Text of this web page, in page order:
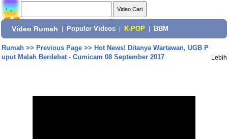
Video Rumah Populer Videos K-POP BBM
Rumah>> Previous Page>> Hot News! Ditanya Wartawan, UGB P
uput Malah Berdebat - Cumicam 08 September 2017
Lebih